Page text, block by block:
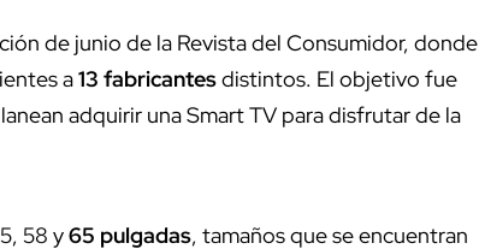
de junio de la Revista del Consumidor, donde
a13 fabricantesdistintos. El objetivo fue
adquirir una Smart TV para disfrutar de la
58 y65 pulgadas, tamaños que se encuentran